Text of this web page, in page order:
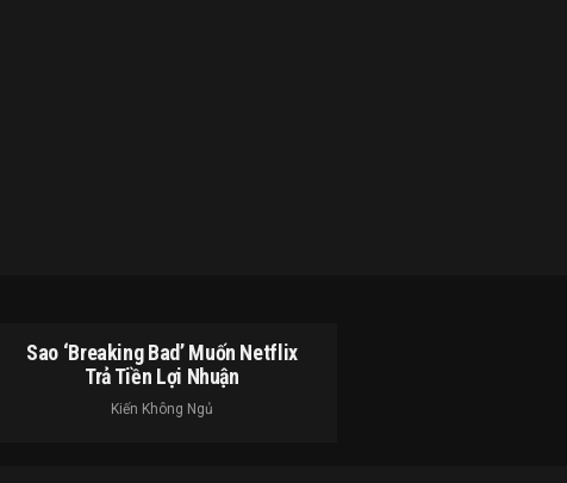
Sao ‘Breaking Bad’ Muốn Netflix
Trả Tiền Lợi Nhuận
Kiến Không Ngủ